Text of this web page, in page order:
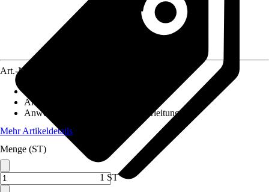
Art.-Nr.
Anwendung
Anwendungsbereich
Trinkwasserleitung
Mehr Artikeldetails
Menge (ST)
1 ST